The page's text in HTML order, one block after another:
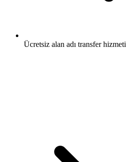
Ücretsiz alan adı transfer hizmeti